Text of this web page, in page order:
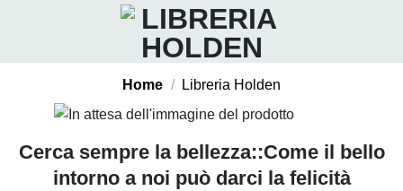
Home / Libreria Holden
Cerca sempre la bellezza::Come il bello
intorno a noi può darci la felicità